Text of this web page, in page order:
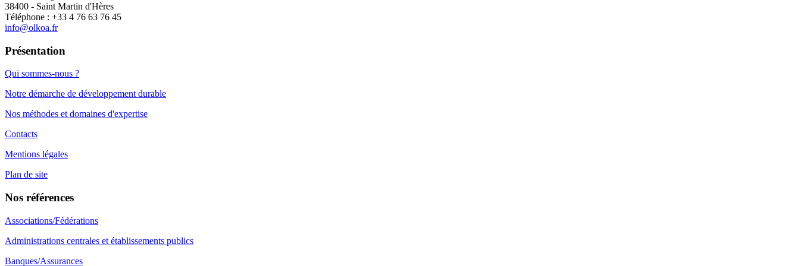
38400 - Saint Martin d'Hères
Téléphone : +33 4 76 63 76 45
info@olkoa.fr
Présentation
Qui sommes-nous ?
Notre démarche de développement durable
Nos méthodes et domaines d'expertise
Contacts
Mentions légales
Plan de site
Nos références
Associations/Fédérations
Administrations centrales et établissements publics
Banques/Assurances